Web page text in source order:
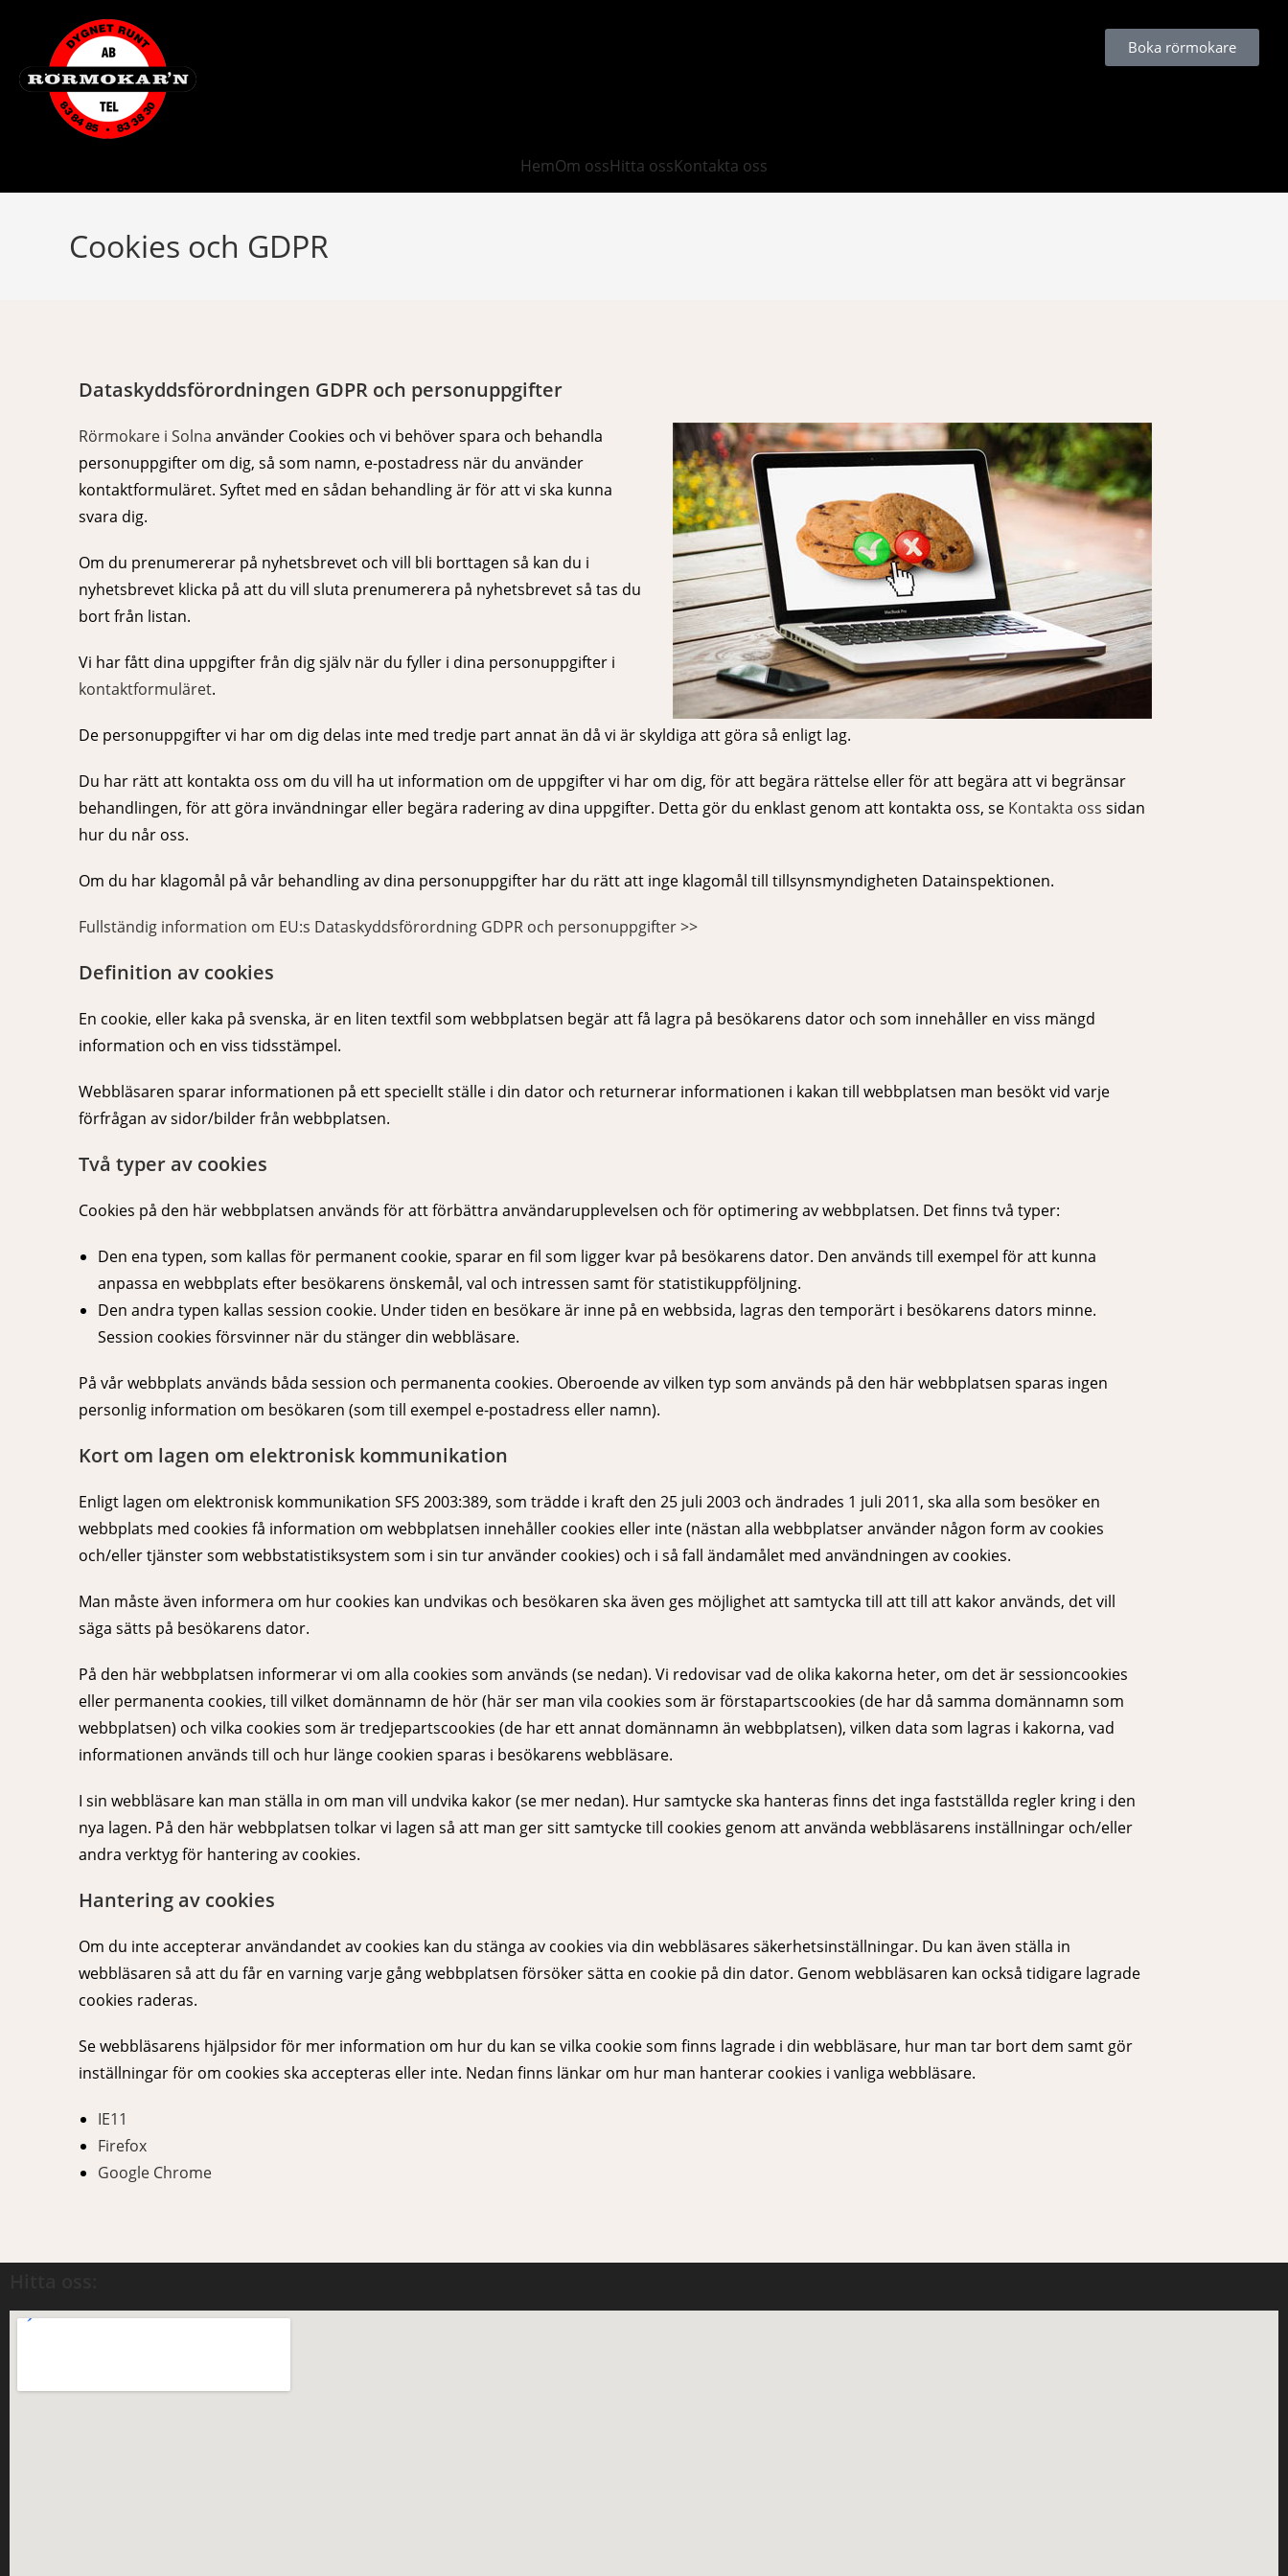
Boka rörmokare
HemOm ossHitta ossKontakta oss
Cookies och GDPR
Dataskyddsförordningen GDPR och personuppgifter
Rörmokare i Solna använder Cookies och vi behöver spara och behandla
personuppgifter om dig, så som namn, e-postadress när du använder
kontaktformuläret. Syftet med en sådan behandling är för att vi ska kunna
svara dig.
Om du prenumererar på nyhetsbrevet och vill bli borttagen så kan du i
nyhetsbrevet klicka på att du vill sluta prenumerera på nyhetsbrevet så tas du
bort från listan.
Vi har fått dina uppgifter från dig själv när du fyller i dina personuppgifter i
kontaktformuläret.
De personuppgifter vi har om dig delas inte med tredje part annat än då vi är skyldiga att göra så enligt lag.
Du har rätt att kontakta oss om du vill ha ut information om de uppgifter vi har om dig, för att begära rättelse eller för att begära att vi begränsar
behandlingen, för att göra invändningar eller begära radering av dina uppgifter. Detta gör du enklast genom att kontakta oss, se Kontakta oss sidan
hur du når oss.
Om du har klagomål på vår behandling av dina personuppgifter har du rätt att inge klagomål till tillsynsmyndigheten Datainspektionen.
Fullständig information om EU:s Dataskyddsförordning GDPR och personuppgifter >>
Definition av cookies
En cookie, eller kaka på svenska, är en liten textfil som webbplatsen begär att få lagra på besökarens dator och som innehåller en viss mängd
information och en viss tidsstämpel.
Webbläsaren sparar informationen på ett speciellt ställe i din dator och returnerar informationen i kakan till webbplatsen man besökt vid varje
förfrågan av sidor/bilder från webbplatsen.
Två typer av cookies
Cookies på den här webbplatsen används för att förbättra användarupplevelsen och för optimering av webbplatsen. Det finns två typer:
Den ena typen, som kallas för permanent cookie, sparar en fil som ligger kvar på besökarens dator. Den används till exempel för att kunna
anpassa en webbplats efter besökarens önskemål, val och intressen samt för statistikuppföljning.
Den andra typen kallas session cookie. Under tiden en besökare är inne på en webbsida, lagras den temporärt i besökarens dators minne.
Session cookies försvinner när du stänger din webbläsare.
På vår webbplats används båda session och permanenta cookies. Oberoende av vilken typ som används på den här webbplatsen sparas ingen
personlig information om besökaren (som till exempel e-postadress eller namn).
Kort om lagen om elektronisk kommunikation
Enligt lagen om elektronisk kommunikation SFS 2003:389, som trädde i kraft den 25 juli 2003 och ändrades 1 juli 2011, ska alla som besöker en
webbplats med cookies få information om webbplatsen innehåller cookies eller inte (nästan alla webbplatser använder någon form av cookies
och/eller tjänster som webbstatistiksystem som i sin tur använder cookies) och i så fall ändamålet med användningen av cookies.
Man måste även informera om hur cookies kan undvikas och besökaren ska även ges möjlighet att samtycka till att till att kakor används, det vill
säga sätts på besökarens dator.
På den här webbplatsen informerar vi om alla cookies som används (se nedan). Vi redovisar vad de olika kakorna heter, om det är sessioncookies
eller permanenta cookies, till vilket domännamn de hör (här ser man vila cookies som är förstapartscookies (de har då samma domännamn som
webbplatsen) och vilka cookies som är tredjepartscookies (de har ett annat domännamn än webbplatsen), vilken data som lagras i kakorna, vad
informationen används till och hur länge cookien sparas i besökarens webbläsare.
I sin webbläsare kan man ställa in om man vill undvika kakor (se mer nedan). Hur samtycke ska hanteras finns det inga fastställda regler kring i den
nya lagen. På den här webbplatsen tolkar vi lagen så att man ger sitt samtycke till cookies genom att använda webbläsarens inställningar och/eller
andra verktyg för hantering av cookies.
Hantering av cookies
Om du inte accepterar användandet av cookies kan du stänga av cookies via din webbläsares säkerhetsinställningar. Du kan även ställa in
webbläsaren så att du får en varning varje gång webbplatsen försöker sätta en cookie på din dator. Genom webbläsaren kan också tidigare lagrade
cookies raderas.
Se webbläsarens hjälpsidor för mer information om hur du kan se vilka cookie som finns lagrade i din webbläsare, hur man tar bort dem samt gör
inställningar för om cookies ska accepteras eller inte. Nedan finns länkar om hur man hanterar cookies i vanliga webbläsare.
IE11
Firefox
Google Chrome